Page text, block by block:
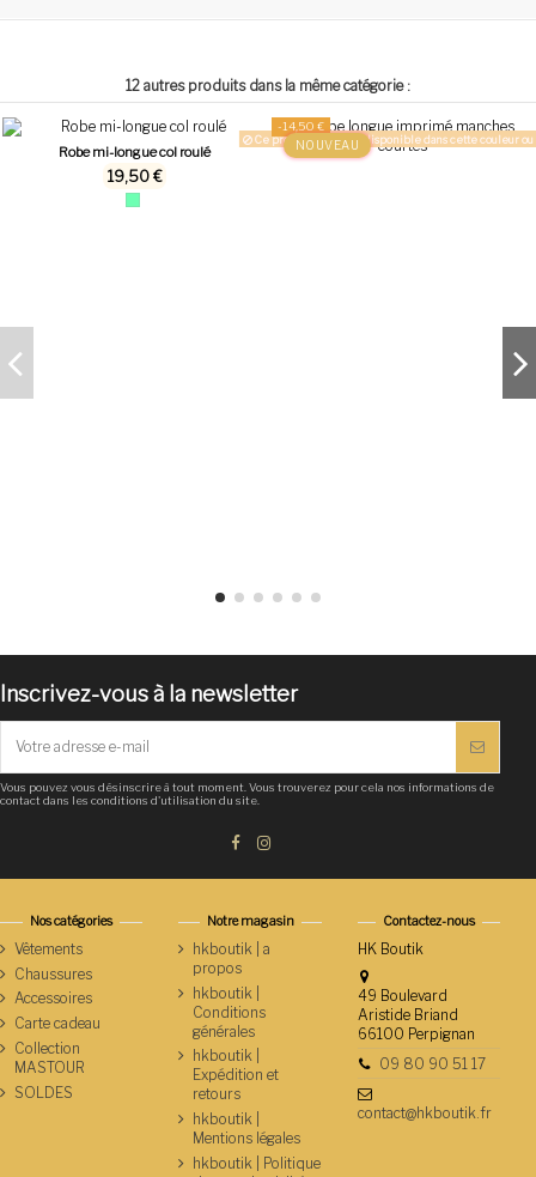
12 autres produits dans la même catégorie :
Robe mi-longue col roulé
19,50 €
-14,50 €
NOUVEAU
Ce produit n'est plus disponible dans cette couleur
Inscrivez-vous à la newsletter
Vous pouvez vous désinscrire à tout moment. Vous trouverez pour cela nos informations de
contact dans les conditions d'utilisation du site.
Nos catégories
Vêtements
Chaussures
Accessoires
Carte cadeau
Collection
MASTOUR
SOLDES
Notre magasin
hkboutik | a
propos
hkboutik |
Conditions
générales
hkboutik |
Expédition et
retours
hkboutik |
Mentions légales
hkboutik | Politique
Contactez-nous
HK Boutik
49 Boulevard
Aristide Briand
66100 Perpignan
09 80 90 51 17
contact@hkboutik.fr